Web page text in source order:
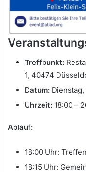
Treffpunkt:
1, 40474
Datum:
Uhrzeit: 18:00 –
Ablauf:
18:00 Uhr:
18:15 Uhr: